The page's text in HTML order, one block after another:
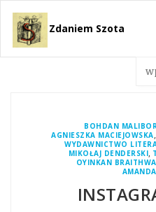
Zdaniem Szota
BOHDAN
AGNIESZKA MACIEJOWSKA,
WYDAWNICTWO
MIKOŁAJ DENDERSKI,
OYINKAN